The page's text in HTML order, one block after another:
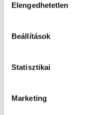
kiválasztása
Elengedhetetlen
Beállítások
Statisztikai
Marketing
Karácsonyi vacsora
December 24-én,
karácsonyi
hidegtálak,